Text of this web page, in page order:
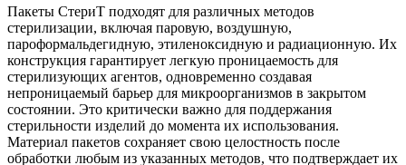
Пакеты СтериТ подходят для различных методов
стерилизации, включая паровую, воздушную,
пароформальдегидную, этиленоксидную и радиационную. Их
конструкция гарантирует легкую проницаемость для
стерилизующих агентов, одновременно создавая
непроницаемый барьер для микроорганизмов в закрытом
состоянии. Это критически важно для поддержания
стерильности изделий до момента их использования.
Материал пакетов сохраняет свою целостность после
обработки любым из указанных методов, что подтверждает их